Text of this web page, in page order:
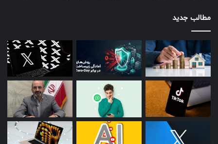
مطالب جدید